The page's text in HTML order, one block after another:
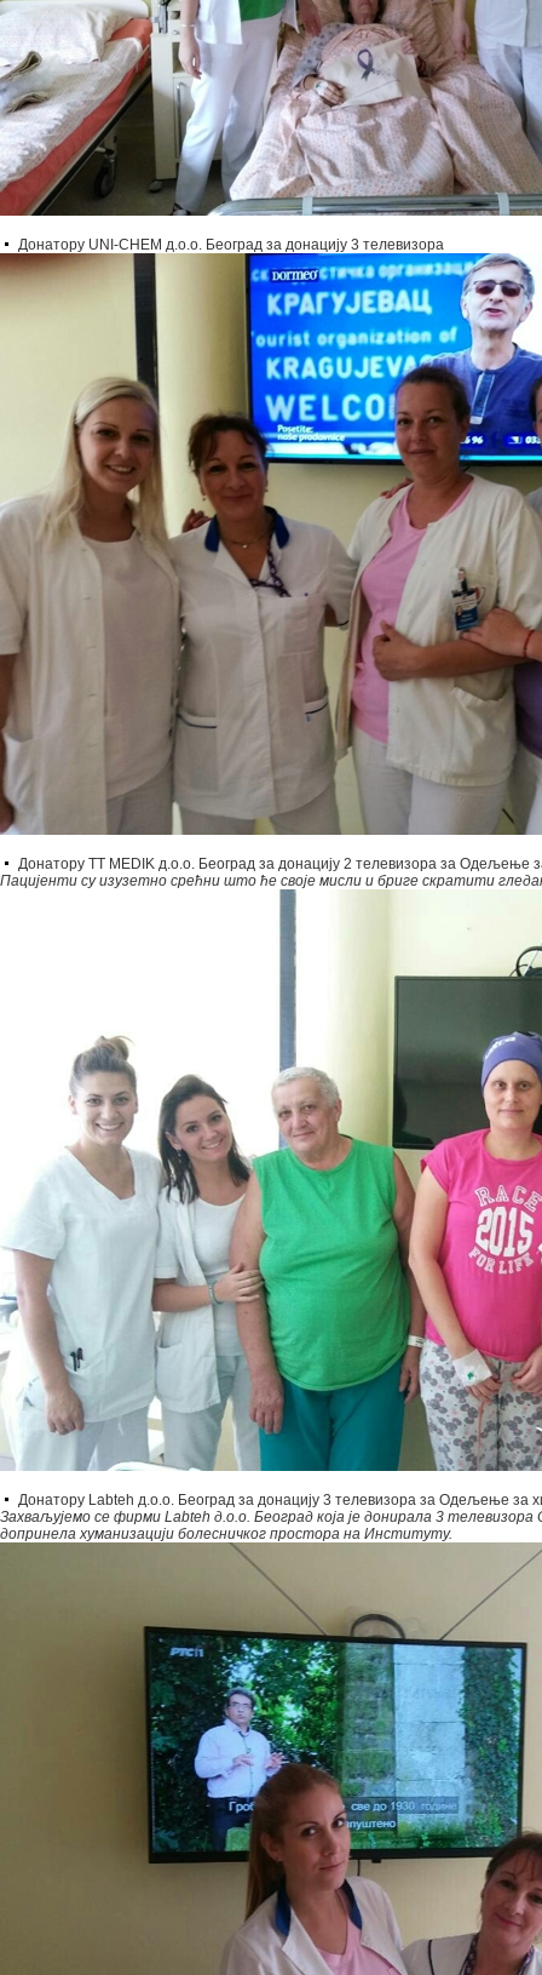
Донатору UNI-CHEM д.о.о. Београд за донацију 3 телевизора
Донатору TT MEDIK д.о.о. Београд за донацију 2 телевизора за Одељење
Пацијенти су изузетно срећни што ће своје мисли и бриге скратити
Донатору Labteh д.о.о. Београд за донацију 3 телевизора за Одељење за
Захваљујемо се фирми Labteh д.о.о. Београд која је донирала 3 телевизора
допринела хуманизацији болесничког простора на Институту.